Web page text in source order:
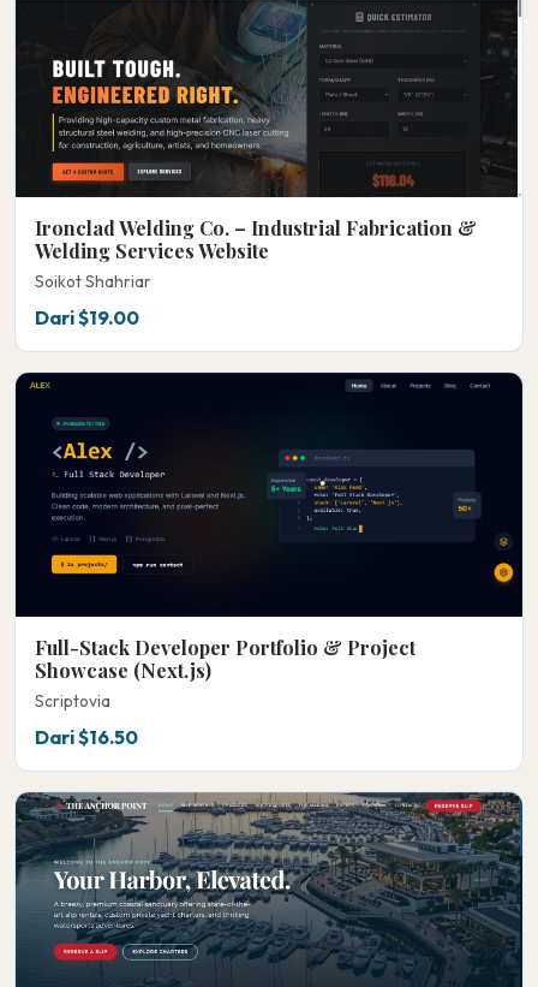
Ironclad Welding Co. – Industrial Fabrication &
Welding Services Website
Soikot Shahriar
Dari $19.00
Full-Stack Developer Portfolio & Project
Showcase (Next.js)
Scriptovia
Dari $16.50